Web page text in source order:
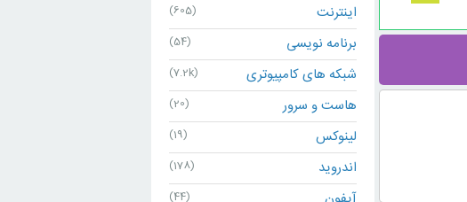
اینترنت (605)
برنامه نویسی (54)
شبکه های کامپیوتری (7.2k)
هاست و سرور (20)
لینوکس (19)
اندروید (178)
(44)